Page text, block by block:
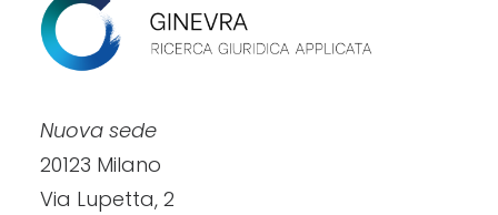
Nuova sede
20123 Milano
Via Lupetta, 2